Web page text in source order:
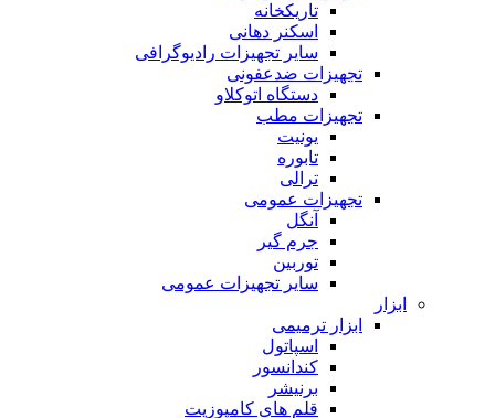
تاریکخانه
اسکنر دهانی
سایر تجهیزات رادیوگرافی
تجهیزات ضدعفونی
دستگاه اتوکلاو
تجهیزات مطب
یونیت
تابوره
ترالی
تجهیزات عمومی
آنگل
جرم گیر
توربین
سایر تجهیزات عمومی
ابزار
ابزار ترمیمی
اسپاتول
کندانسور
برنیشر
قلم های کامپوزیت